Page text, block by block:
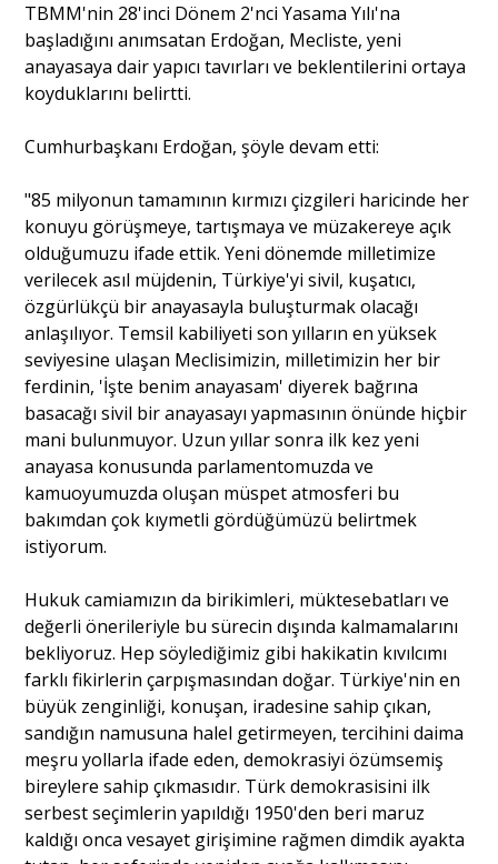
TBMM'nin 28'inci Dönem 2'nci Yasama Yılı'na
başladığını anımsatan Erdoğan, Mecliste, yeni
anayasaya dair yapıcı tavırları ve beklentilerini ortaya
koyduklarını belirtti.
Cumhurbaşkanı Erdoğan, şöyle devam etti:
"85 milyonun tamamının kırmızı çizgileri haricinde her
konuyu görüşmeye, tartışmaya ve müzakereye açık
olduğumuzu ifade ettik. Yeni dönemde milletimize
verilecek asıl müjdenin, Türkiye'yi sivil, kuşatıcı,
özgürlükçü bir anayasayla buluşturmak olacağı
anlaşılıyor. Temsil kabiliyeti son yılların en yüksek
seviyesine ulaşan Meclisimizin, milletimizin her bir
ferdinin, 'İşte benim anayasam' diyerek bağrına
basacağı sivil bir anayasayı yapmasının önünde hiçbir
mani bulunmuyor. Uzun yıllar sonra ilk kez yeni
anayasa konusunda parlamentomuzda ve
kamuoyumuzda oluşan müspet atmosferi bu
bakımdan çok kıymetli gördüğümüzü belirtmek
istiyorum.
Hukuk camiamızın da birikimleri, müktesebatları ve
değerli önerileriyle bu sürecin dışında kalmamalarını
bekliyoruz. Hep söylediğimiz gibi hakikatin kıvılcımı
farklı fikirlerin çarpışmasından doğar. Türkiye'nin en
büyük zenginliği, konuşan, iradesine sahip çıkan,
sandığın namusuna halel getirmeyen, tercihini daima
meşru yollarla ifade eden, demokrasiyi özümsemiş
bireylere sahip çıkmasıdır. Türk demokrasisini ilk
serbest seçimlerin yapıldığı 1950'den beri maruz
kaldığı onca vesayet girişimine rağmen dimdik ayakta